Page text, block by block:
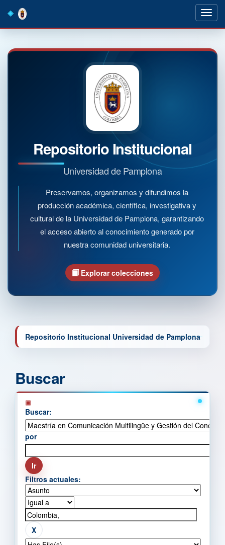
navigation
Repositorio Institucional
Universidad de Pamplona
Preservamos, organizamos y difundimos la
producción académica, científica, investigativa y
cultural de la Universidad de Pamplona, garantizando
el acceso abierto al conocimiento generado por
nuestra comunidad universitaria.
Explorar colecciones
Repositorio Institucional Universidad de Pamplona
Buscar
Buscar:
por
Filtros actuales: